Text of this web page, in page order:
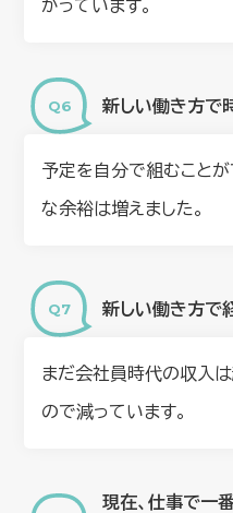
かっています。
新しい働き方で
予定を自分で組むこと
な余裕は増えました。
新しい働き方で
まだ会社員時代の収入
ので減っています。
現在、仕事で一